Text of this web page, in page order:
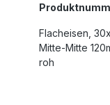
Flacheisen, 30x8x4mm, mit Nieten 15mm, Abstand
Mitte-Mitte 120mm, Länge 3000mm, Mat.
roh